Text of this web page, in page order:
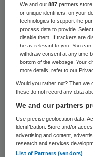
178122483
De
afgelopen vier
geproduceerd.
ziekenhuizen
We and our887 partners
or unique identifiers, on your
technologies to support the
process data to provide.
disable them. If trackers are
be as relevant to you. You
withdraw consent at any time
bottom of the webpage. Your
more details, refer to our
Would you rather not? Then we
these do not record any data
We and our partners
Use precise geolocation data.
identification. Store and/or
advertising and content,
research and services
List of Partners (vendors)